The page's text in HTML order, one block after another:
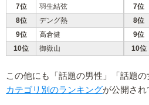
7位
羽生結弦
8位
デング熱
9位
高倉健
10位
御嶽山
7位
8位
9位
10位
この他にも「話題の男性」「話題の
カテゴリ別のランキングが公開され